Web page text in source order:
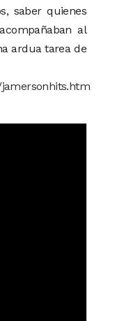
saber quienes
al
ardua tarea de